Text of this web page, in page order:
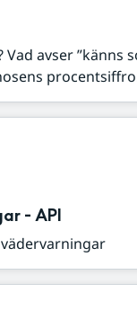
avser ”känns
- API